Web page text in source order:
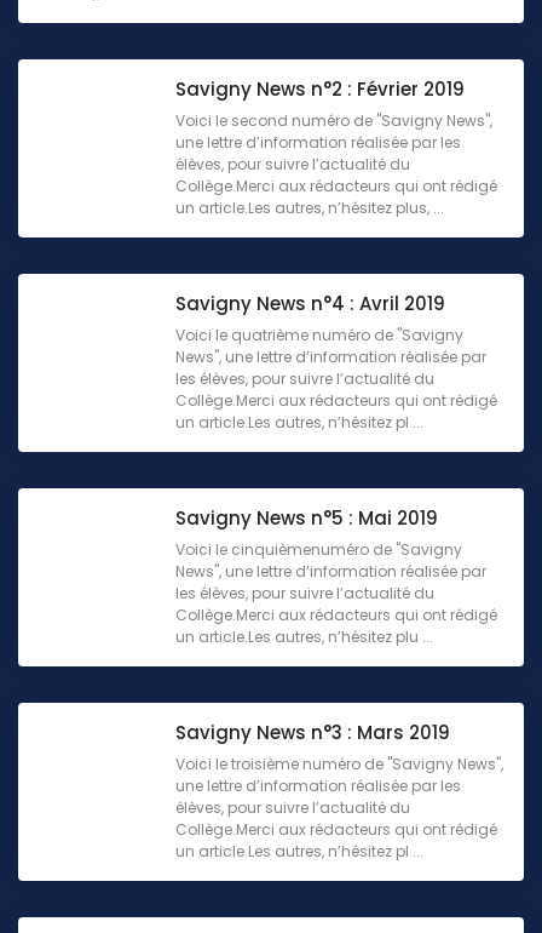
Savigny News n°2 : Février 2019
Voici le second numéro de "Savigny News",
une lettre d’information réalisée par les
élèves, pour suivre l’actualité du
Collège.Merci aux rédacteurs qui ont rédigé
un article.Les autres, n’hésitez plus, ...
Savigny News n°4 : Avril 2019
Voici le quatrième numéro de "Savigny
News", une lettre d’information réalisée par
les élèves, pour suivre l’actualité du
Collège.Merci aux rédacteurs qui ont rédigé
un article.Les autres, n’hésitez pl ...
Savigny News n°5 : Mai 2019
Voici le cinquièmenuméro de "Savigny
News", une lettre d’information réalisée par
les élèves, pour suivre l’actualité du
Collège.Merci aux rédacteurs qui ont rédigé
un article.Les autres, n’hésitez plu ...
Savigny News n°3 : Mars 2019
Voici le troisième numéro de "Savigny News",
une lettre d’information réalisée par les
élèves, pour suivre l’actualité du
Collège.Merci aux rédacteurs qui ont rédigé
un article.Les autres, n’hésitez pl ...